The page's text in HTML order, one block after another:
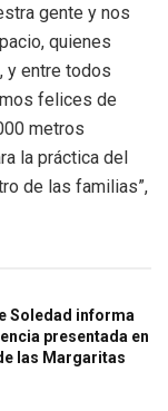
gente y nos
quienes
y entre todos
felices de
metros
la práctica del
de las familias”,
Soledad informa
presentada en
las Margaritas